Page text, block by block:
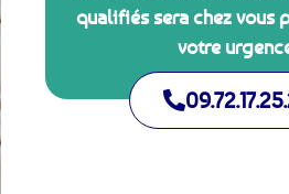
qualifiés sera chez vous
votre